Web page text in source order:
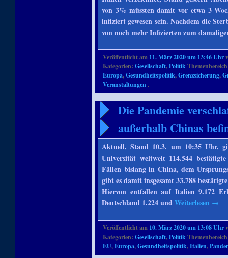
von 3% müssten damit vor etwa 3
infiziert gewesen sein. Nachdem die
von noch mehr Infizierten zum
Veröffentlicht am 11. März 2020 um 13:46 Uhr
Kategorien:Gesellschaft,Politik
Europa,Gesundheitspolitik,Grenzsicherung,
Veranstaltungen.
Die Pandemie
außerhalb Chinas
Aktuell, Stand 10.3. um 10:35 Uhr,
Universität weltweit 114.544
Fällen bislang in China, dem
gibt es damit insgesamt 33.788
Hiervon entfallen auf Italien 9.172
Deutschland 1.224 undWeiterlesen →
Veröffentlicht am 10. März 2020 um 13:08 Uhr
Kategorien:Gesellschaft,Politik
EU,Europa,Gesundheitspolitik,Italien,